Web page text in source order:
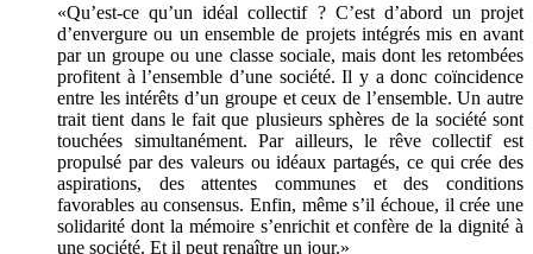
«Qu’est-ce qu’un idéal collectif ? C’est d’abord un projet
d’envergure ou un ensemble de projets intégrés mis en avant
par un groupe ou une classe sociale, mais dont les retombées
profitent à l’ensemble d’une société. Il y a donc coïncidence
entre les intérêts d’un groupe et ceux de l’ensemble. Un autre
trait tient dans le fait que plusieurs sphères de la société sont
touchées simultanément. Par ailleurs, le rêve collectif est
propulsé par des valeurs ou idéaux partagés, ce qui crée des
aspirations, des attentes communes et des conditions
favorables au consensus. Enfin, même s’il échoue, il crée une
solidarité dont la mémoire s’enrichit et confère de la dignité à
une société. Et il peut renaître un jour.»